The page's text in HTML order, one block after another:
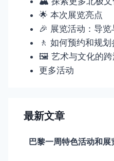
🌟 本次展览亮点
🎉 展览活动：导
🚶 如何预约和规划
🖼️ 艺术与文化的跨
更多活动
最新文章
巴黎一周特色活动和展